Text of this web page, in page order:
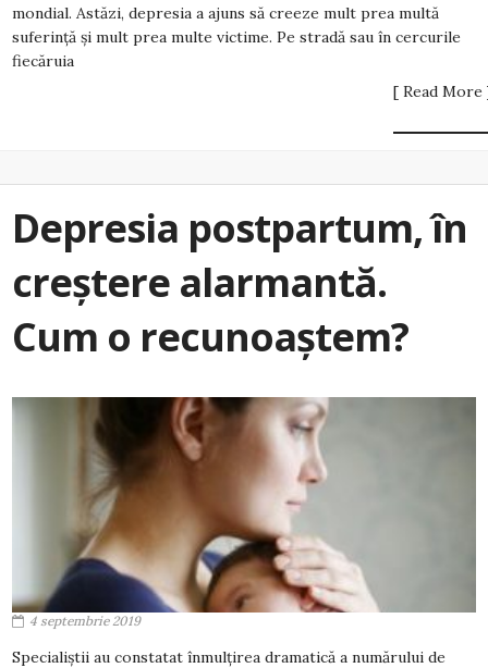
mondial. Astăzi, depresia a ajuns să creeze mult prea multă
suferință și mult prea multe victime. Pe stradă sau în cercurile
fiecăruia
[ Read More
Depresia postpartum, în
creștere alarmantă.
Cum o recunoaștem?
4 septembrie 2019
Specialiștii au constatat înmulțirea dramatică a numărului de